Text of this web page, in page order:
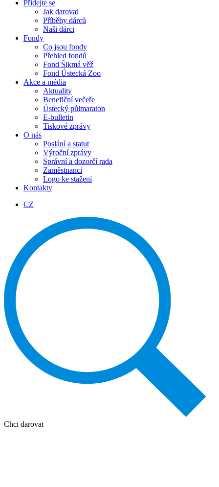
Přidejte se
Jak darovat
Příběhy dárců
Naši dárci
Fondy
Co jsou fondy
Přehled fondů
Fond Šikmá věž
Fond Ústecká Zoo
Akce a média
Aktuality
Benefiční večeře
Ústecký půlmaraton
E-bulletin
Tiskové zprávy
O nás
Poslání a statut
Výroční zprávy
Správní a dozorčí rada
Zaměstnanci
Logo ke stažení
Kontakty
CZ
Chci darovat